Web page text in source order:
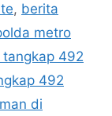
, berita
metro
492
492
di